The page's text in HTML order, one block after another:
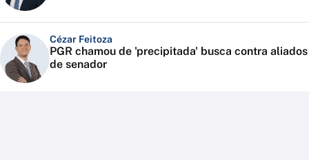
Cézar Feitoza
PGR chamou de 'precipitada' busca contra aliados
de senador